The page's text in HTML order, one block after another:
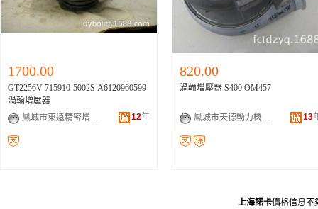
1700.00
GT2256V 715910-5002S A6120960599
渦輪增壓器
鳳城市東遠精密增壓器有限公司
12年
820.00
渦輪增壓器 S400 OM457
鳳城市天德動力機械有限公司 13
上海諾卡價格信息不